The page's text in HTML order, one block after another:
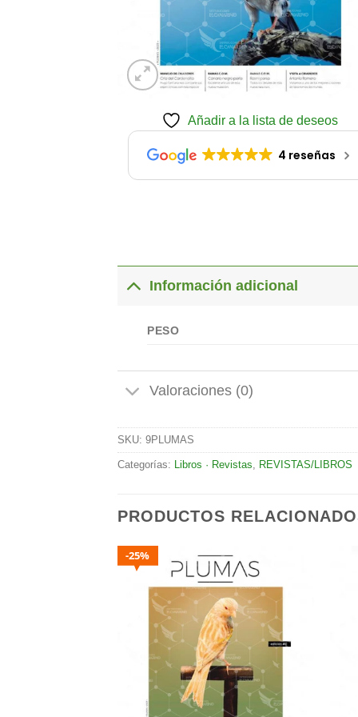
Añadir a la lista de deseos
4 reseñas
Información adicional
PESO
Valoraciones (0)
SKU: 9PLUMAS
Categorías: Libros · Revistas REVISTAS/LIBROS
PRODUCTOS
Añadir
lista de
deseos
25%